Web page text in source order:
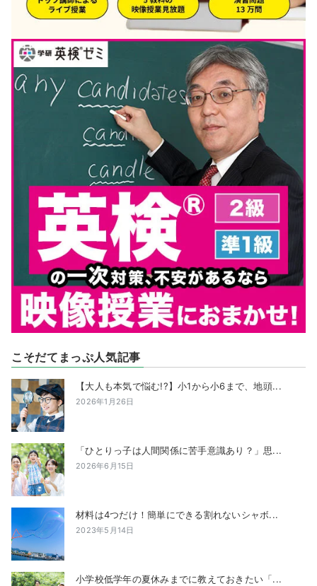
こそだてまっぷ人気記事
【大人も本気で悩む!?】小1から小6まで、地頭...
2026年1月26日
「ひとりっ子は人間関係に苦手意識あり？」思...
2026年6月15日
材料は4つだけ！簡単にできる割れないシャボ...
2023年5月14日
小学校低学年の夏休みまでに教えておきたい「...